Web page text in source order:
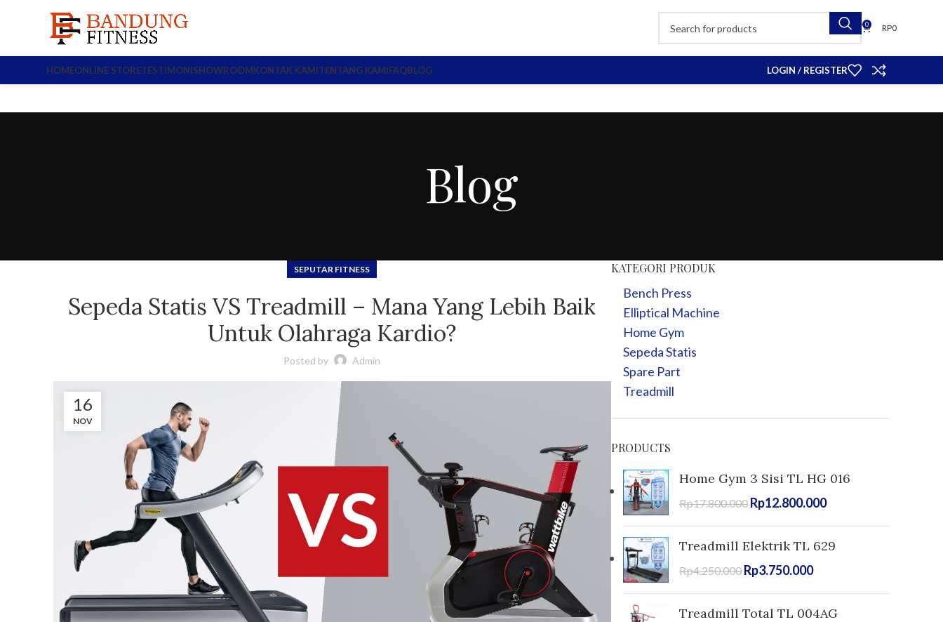
0 RP0
HOMEONLINE STORETESTIMONISHOWROOMKONTAK KAMITENTANG KAMIFAQBLOG LOGIN / REGISTER
Blog
SEPUTAR FITNESS
Sepeda Statis VS Treadmill – Mana Yang Lebih Baik
Untuk Olahraga Kardio?
Posted by Admin
16
NOV
KATEGORI PRODUK
Bench Press
Elliptical Machine
Home Gym
Sepeda Statis
Spare Part
Treadmill
PRODUCTS
Home Gym 3 Sisi TL HG 016
Rp17.800.000 Rp12.800.000
Treadmill Elektrik TL 629
Rp4.250.000 Rp3.750.000
Treadmill Total TL 004AG